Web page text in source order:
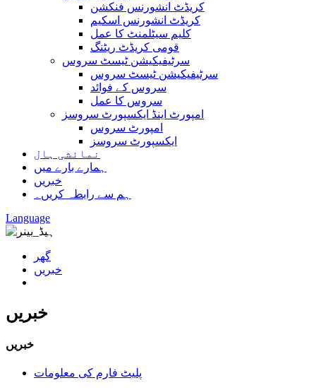
کریڈٹ انشورنس فنکشن
کریڈٹ انشورنس اسکیم
کلیم سیٹلمنٹ کا عمل
قومی کریڈٹ ریٹنگ
سرٹیفیکیشن ٹیسٹ سروس
سرٹیفیکیشن ٹیسٹ سروس
سروس کے فوائد
سروس کا عمل
امپورٹ اینڈ ایکسپورٹ سروسز
امپورٹ سروس
ایکسپورٹ سروسز
نمائشی ہال
ہمارے بارے میں
خبریں
ہم سے رابطہ کریں۔
Language
گھر
خبریں
خبریں
خبریں
پلیٹ فارم کی معلومات